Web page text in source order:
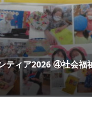
ティア2026 ④社会